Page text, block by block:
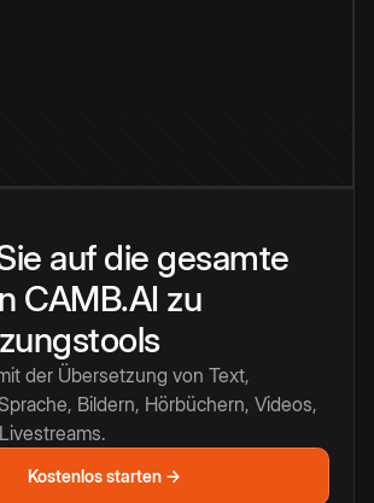
auf die gesamte
CAMB.AI zu
der Übersetzung von Text,
Bildern, Hörbüchern, Videos,
Kostenlos starten →